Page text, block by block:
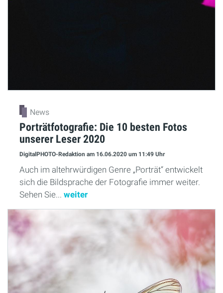
News
Porträtfotografie: Die 10 besten Fotos
unserer Leser 2020
DigitalPHOTO-Redaktion am 16.06.2020 um 11:49 Uhr
Auch im altehrwürdigen Genre „Porträt“ entwickelt
sich die Bildsprache der Fotografie immer weiter.
Sehen Sie... weiter